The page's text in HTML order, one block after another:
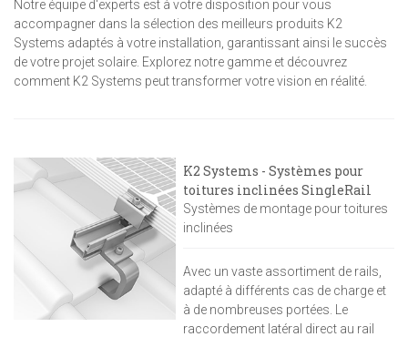
Notre équipe d'experts est à votre disposition pour vous
accompagner dans la sélection des meilleurs produits K2
Systems adaptés à votre installation, garantissant ainsi le succès
de votre projet solaire. Explorez notre gamme et découvrez
comment K2 Systems peut transformer votre vision en réalité.
K2 Systems - Systèmes pour
toitures inclinées SingleRail
Systèmes de montage pour toitures
inclinées
Avec un vaste assortiment de rails,
adapté à différents cas de charge et
à de nombreuses portées. Le
raccordement latéral direct au rail